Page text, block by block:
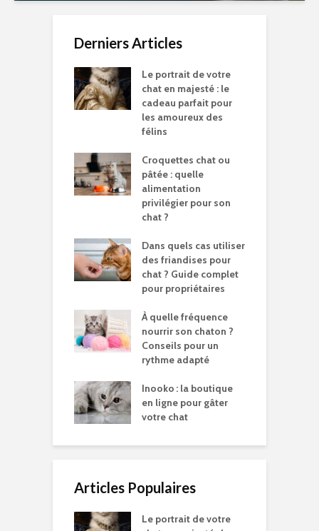
Derniers Articles
Le portrait de votre
chat en majesté : le
cadeau parfait pour
les amoureux des
félins
Croquettes chat ou
pâtée : quelle
alimentation
privilégier pour son
chat ?
Dans quels cas utiliser
des friandises pour
chat ? Guide complet
pour propriétaires
À quelle fréquence
nourrir son chaton ?
Conseils pour un
rythme adapté
Inooko : la boutique
en ligne pour gâter
votre chat
Articles Populaires
Le portrait de votre